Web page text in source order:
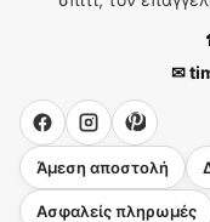
✉
Άμεση αποστολή
Ασφαλείς πληρωμές